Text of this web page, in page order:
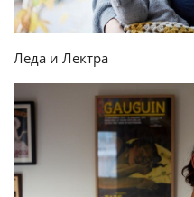
Леда и Лектра